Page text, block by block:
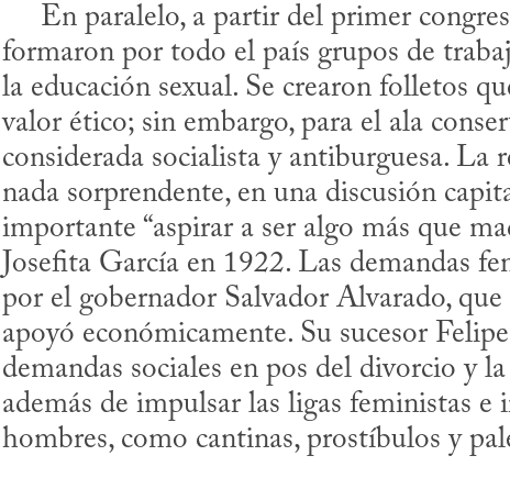
formaron por todo el país grupos de
la educación sexual. Se crearon folletos
valor ético; sin embargo, para el ala
considerada socialista y antiburguesa. La
nada sorprendente, en una discusión
importante “aspirar a ser algo más que
Josefita García en 1922. Las demandas
por el gobernador Salvador Alvarado,
apoyó económicamente. Su sucesor
demandas sociales en pos del divorcio y
además de impulsar las ligas feministas e
hombres, como cantinas, prostíbulos y